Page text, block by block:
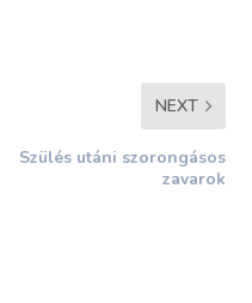
NEXT
Szülés utáni szorongásos
zavarok